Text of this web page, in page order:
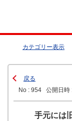
カテゴリー表示
戻る
No : 954
公開日時
手元には